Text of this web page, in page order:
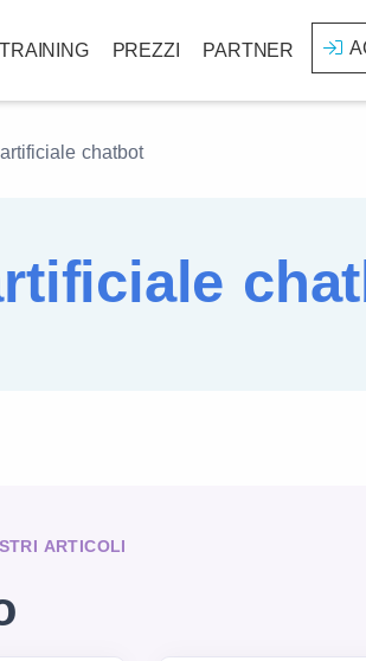
TRAINING PREZZI PARTNER
chatbot
ARTICOLI